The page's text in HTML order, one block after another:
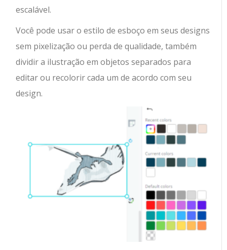
escalável.
Você pode usar o estilo de esboço em seus designs
sem pixelização ou perda de qualidade, também
dividir a ilustração em objetos separados para
editar ou recolorir cada um de acordo com seu
design.